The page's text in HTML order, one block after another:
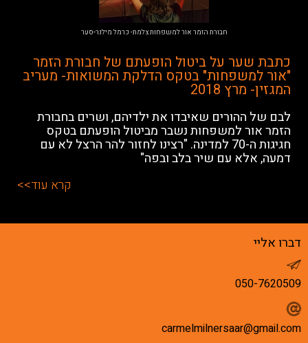
חבורת הזמר אור למשפחות צלמת- כרמל מילנר-סער
כתבת שער על ביטול הופעתם של חבורת הזמר
"אור למשפחות" בטקס הדלקת המשואות- מעריב
המגזין- מרץ 2018
לבם של ההורים שאיבדו את ילדיהם, ושרים בחבורת
הזמר אור למשפחות נשבר מביטול הופעתם בטקס
חגיגות ה-70 למדינה. "רצינו לחזור להר הרצל לא עם
דמעה, אלא עם שיר בלב ובפה"
קרא עוד>>
דברו אליי
050-7620509
carmelmilnersaar@gmail.com